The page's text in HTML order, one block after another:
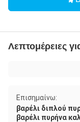
Λεπτομέρειες
Επισημαίνω:
βαρέλι διπλού
βαρέλι πυρήνα